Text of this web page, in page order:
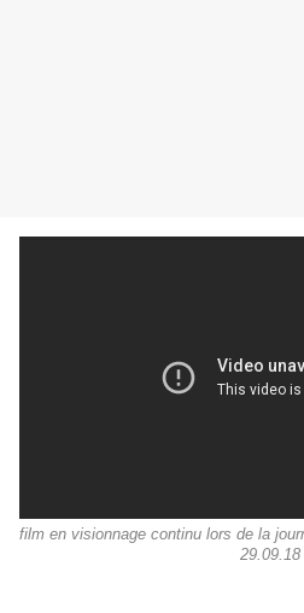
film en visionnage continu lors de la
29.09.18